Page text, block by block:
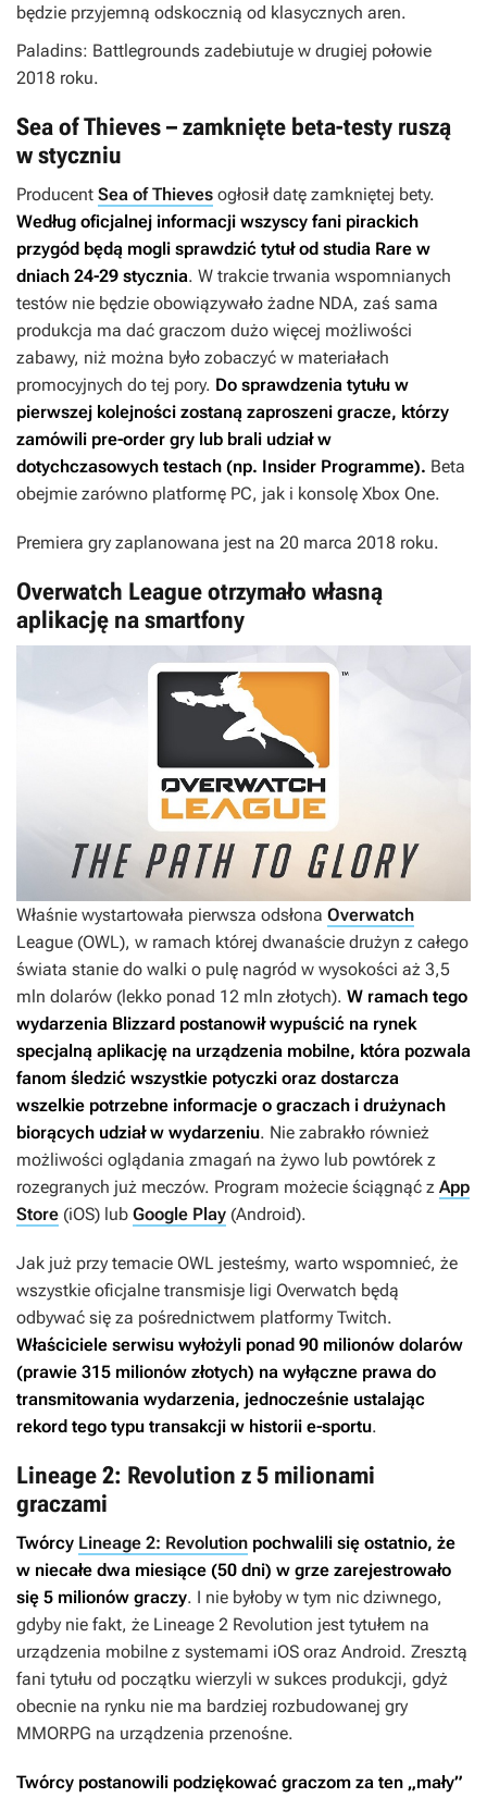
będzie przyjemną odskocznią od klasycznych aren.
Paladins: Battlegrounds zadebiutuje w drugiej połowie
2018 roku.
Sea of Thieves – zamknięte beta-testy ruszą
w styczniu
Producent Sea of Thieves ogłosił datę zamkniętej bety.
Według oficjalnej informacji wszyscy fani pirackich
przygód będą mogli sprawdzić tytuł od studia Rare w
dniach 24-29 stycznia. W trakcie trwania wspomnianych
testów nie będzie obowiązywało żadne NDA, zaś sama
produkcja ma dać graczom dużo więcej możliwości
zabawy, niż można było zobaczyć w materiałach
promocyjnych do tej pory. Do sprawdzenia tytułu w
pierwszej kolejności zostaną zaproszeni gracze, którzy
zamówili pre-order gry lub brali udział w
dotychczasowych testach (np. Insider Programme). Beta
obejmie zarówno platformę PC, jak i konsolę Xbox One.
Premiera gry zaplanowana jest na 20 marca 2018 roku.
Overwatch League otrzymało własną
aplikację na smartfony
Właśnie wystartowała pierwsza odsłona Overwatch
League (OWL), w ramach której dwanaście drużyn z całego
świata stanie do walki o pulę nagród w wysokości aż 3,5
mln dolarów (lekko ponad 12 mln złotych). W ramach tego
wydarzenia Blizzard postanowił wypuścić na rynek
specjalną aplikację na urządzenia mobilne, która pozwala
fanom śledzić wszystkie potyczki oraz dostarcza
wszelkie potrzebne informacje o graczach i drużynach
biorących udział w wydarzeniu. Nie zabrakło również
możliwości oglądania zmagań na żywo lub powtórek z
rozegranych już meczów. Program możecie ściągnąć z App
Store (iOS) lub Google Play (Android).
Jak już przy temacie OWL jesteśmy, warto wspomnieć, że
wszystkie oficjalne transmisje ligi Overwatch będą
odbywać się za pośrednictwem platformy Twitch.
Właściciele serwisu wyłożyli ponad 90 milionów dolarów
(prawie 315 milionów złotych) na wyłączne prawa do
transmitowania wydarzenia, jednocześnie ustalając
rekord tego typu transakcji w historii e-sportu.
Lineage 2: Revolution z 5 milionami
graczami
Twórcy Lineage 2: Revolution pochwalili się ostatnio, że
w niecałe dwa miesiące (50 dni) w grze zarejestrowało
się 5 milionów graczy. I nie byłoby w tym nic dziwnego,
gdyby nie fakt, że Lineage 2 Revolution jest tytułem na
urządzenia mobilne z systemami iOS oraz Android. Zresztą
fani tytułu od początku wierzyli w sukces produkcji, gdyż
obecnie na rynku nie ma bardziej rozbudowanej gry
MMORPG na urządzenia przenośne.
Twórcy postanowili podziękować graczom za ten „mały”